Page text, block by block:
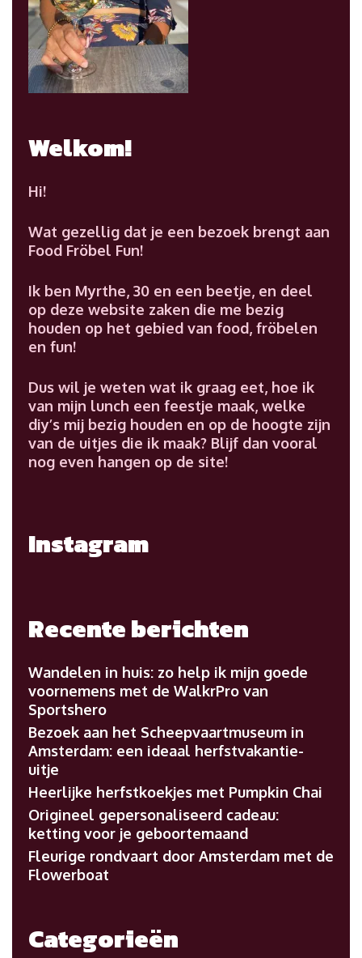
Welkom!
Hi!
Wat gezellig dat je een bezoek brengt aan
Food Fröbel Fun!
Ik ben Myrthe, 30 en een beetje, en deel
op deze website zaken die me bezig
houden op het gebied van food, fröbelen
en fun!
Dus wil je weten wat ik graag eet, hoe ik
van mijn lunch een feestje maak, welke
diy’s mij bezig houden en op de hoogte zijn
van de uitjes die ik maak? Blijf dan vooral
nog even hangen op de site!
Instagram
Recente berichten
Wandelen in huis: zo help ik mijn goede
voornemens met de WalkrPro van
Sportshero
Bezoek aan het Scheepvaartmuseum in
Amsterdam: een ideaal herfstvakantie-
uitje
Heerlijke herfstkoekjes met Pumpkin Chai
Origineel gepersonaliseerd cadeau:
ketting voor je geboortemaand
Fleurige rondvaart door Amsterdam met de
Flowerboat
Categorieën